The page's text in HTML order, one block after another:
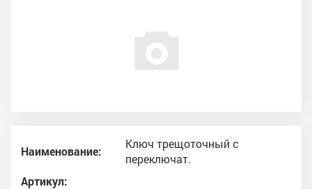
Наименование:
Ключ трещоточный с
переключат.
Артикул: